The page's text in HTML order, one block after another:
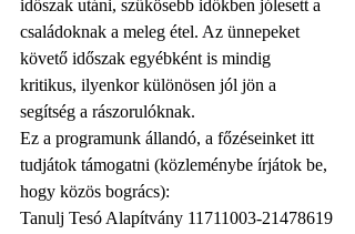
időszak utáni, szűkösebb időkben jólesett a
családoknak a meleg étel. Az ünnepeket
követő időszak egyébként is mindig
kritikus, ilyenkor különösen jól jön a
segítség a rászorulóknak.
Ez a programunk állandó, a főzéseinket itt
tudjátok támogatni (közleménybe írjátok be,
hogy közös bogrács):
Tanulj Tesó Alapítvány 11711003-21478619